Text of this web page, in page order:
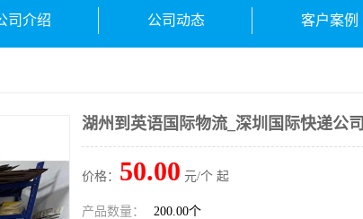
司介绍 公司动态 客户案例
湖州到英语国际物流_深圳国际快递公司
价格： 50.00 元/个 起
产品数量： 200.00个